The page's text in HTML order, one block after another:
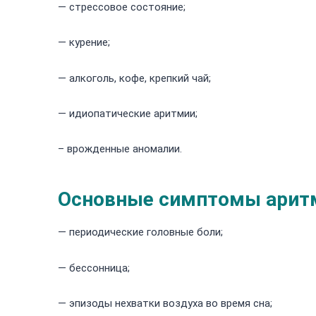
— стрессовое состояние;
— курение;
— алкоголь, кофе, крепкий чай;
— идиопатические аритмии;
– врожденные аномалии.
Основные симптомы
— периодические головные боли;
— бессонница;
— эпизоды нехватки воздуха во время сна;